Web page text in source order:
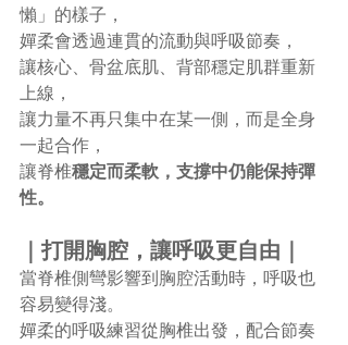
懶」的樣子，
嬋柔會透過連貫的流動與呼吸節奏，
讓核心、骨盆底肌、背部穩定肌群重新
上線，
讓力量不再只集中在某一側，而是全身
一起合作，
讓脊椎穩定而柔軟，支撐中仍能保持彈
性。
｜打開胸腔，讓呼吸更自由｜
當脊椎側彎影響到胸腔活動時，呼吸也
容易變得淺。
嬋柔的呼吸練習從胸椎出發，配合節奏